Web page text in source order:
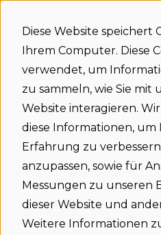
Diese Website speichert
Ihrem Computer. Diese
verwendet, um
zu sammeln, wie Sie mit
Website interagieren.
diese Informationen, um
Erfahrung zu
anzupassen, sowie für
Messungen zu unseren
dieser Website und
Weitere Informationen
räume
und